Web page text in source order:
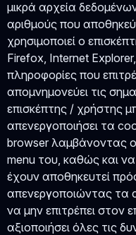
μικρά αρχεία
αριθμούς που
χρησιμοποιεί ο
Firefox, Internet
πληροφορίες που
απομνημονεύει τις
επισκέπτης / χρήστης
απενεργοποιήσει τα
browser λαμβάνοντας
menu του, καθώς και
έχουν αποθηκευτεί
απενεργοποιώντας τα
να μην επιτρέπει στον
αξιοποιήσει όλες τις